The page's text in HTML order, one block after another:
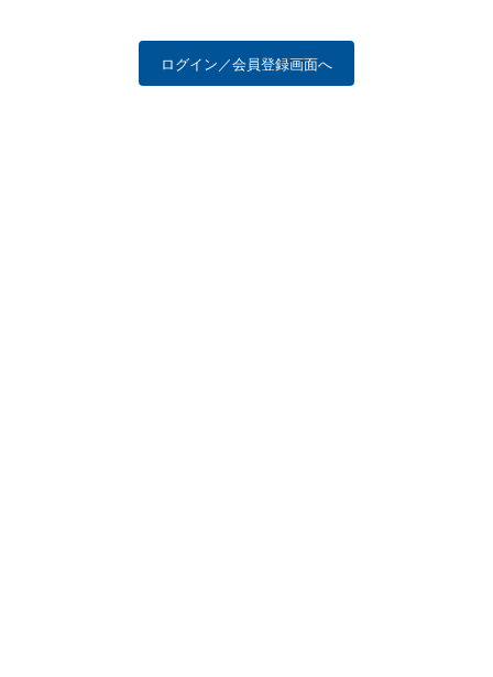
ログイン／会員登録画面へ